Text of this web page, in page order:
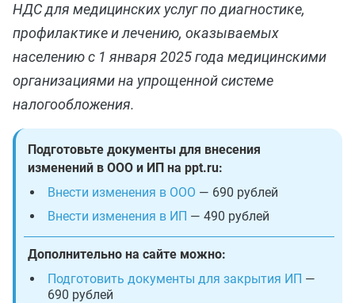
НДС для медицинских услуг по диагностике,
профилактике и лечению, оказываемых
населению с 1 января 2025 года медицинскими
организациями на упрощенной системе
налогообложения.
Подготовьте документы для внесения
изменений в ООО и ИП на ppt.ru:
Внести изменения в ООО — 690 рублей
Внести изменения в ИП — 490 рублей
Дополнительно на сайте можно:
Подготовить документы для закрытия ИП —
690 рублей